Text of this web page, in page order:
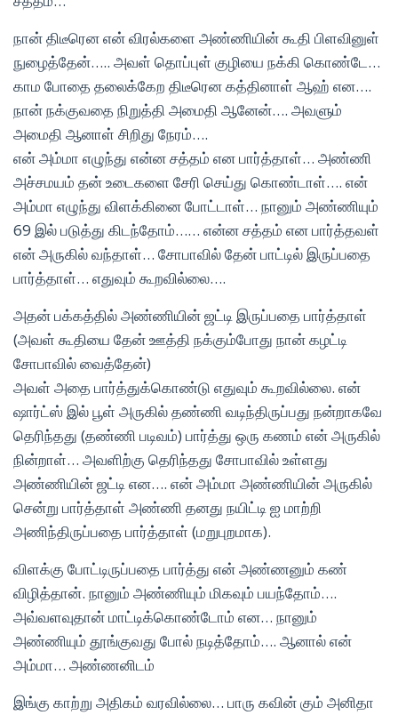
நான் திடீரென என் விரல்களை அண்ணியின் கூதி பிளவினுள்
நுழைத்தேன்….. அவள் தொப்புள் குழியை நக்கி கொண்டே…
காம போதை தலைக்கேற திடீரென கத்தினாள் ஆஹ் என….
நான் நக்குவதை நிறுத்தி அமைதி ஆனேன்…. அவளும்
அமைதி ஆனாள் சிறிது நேரம்….
என் அம்மா எழுந்து என்ன சத்தம் என பார்த்தாள்… அண்ணி
அச்சமயம் தன் உடைகளை சேரி செய்து கொண்டாள்…. என்
அம்மா எழுந்து விளக்கினை போட்டாள்… நானும் அண்ணியும்
69 இல் படுத்து கிடந்தோம்…… என்ன சத்தம் என பார்த்தவள்
என் அருகில் வந்தாள்… சோபாவில் தேன் பாட்டில் இருப்பதை
பார்த்தாள்… எதுவும் கூறவில்லை….
அதன் பக்கத்தில் அண்ணியின் ஜட்டி இருப்பதை பார்த்தாள்
(அவள் கூதியை தேன் ஊத்தி நக்கும்போது நான் கழட்டி
சோபாவில் வைத்தேன்)
அவள் அதை பார்த்துக்கொண்டு எதுவும் கூறவில்லை. என்
ஷார்ட்ஸ் இல் பூள் அருகில் தண்ணி வடிந்திருப்பது நன்றாகவே
தெரிந்தது (தண்ணி படிவம்) பார்த்து ஒரு கணம் என் அருகில்
நின்றாள்… அவளிற்கு தெரிந்தது சோபாவில் உள்ளது
அண்ணியின் ஜட்டி என…. என் அம்மா அண்ணியின் அருகில்
சென்று பார்த்தாள் அண்ணி தனது நயிட்டி ஐ மாற்றி
அணிந்திருப்பதை பார்த்தாள் (மறுபுறமாக).
விளக்கு போட்டிருப்பதை பார்த்து என் அண்ணனும் கண்
விழித்தான். நானும் அண்ணியும் மிகவும் பயந்தோம்….
அவ்வளவுதான் மாட்டிக்கொண்டோம் என… நானும்
அண்ணியும் தூங்குவது போல் நடித்தோம்…. ஆனால் என்
அம்மா… அண்ணனிடம்
இங்கு காற்று அதிகம் வரவில்லை… பாரு கவின் கும் அனிதா